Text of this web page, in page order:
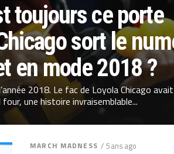
toujours ce porte
sort le
en mode 2018 ?
2018. Le fac de Loyola Chicago
une histoire invraisemblable...
MARCH MADNESS / 5 ans ago